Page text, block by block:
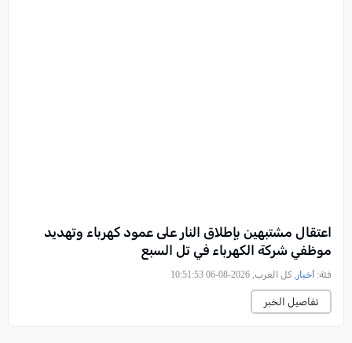
اعتقال مشتبهين بإطلاق النار على عمود كهرباء وتهديد
موظفي شركة الكهرباء في تل السبع
فئة: أخبار , كل العرب, 2026-08-06 10:51:53
تفاصيل الخبر